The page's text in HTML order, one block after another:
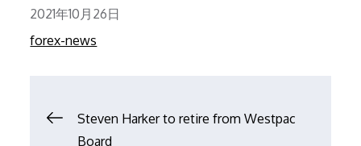
Posted
on
2021年10月26日
forex-news
文Steven Harker to retire from Westpac
Board